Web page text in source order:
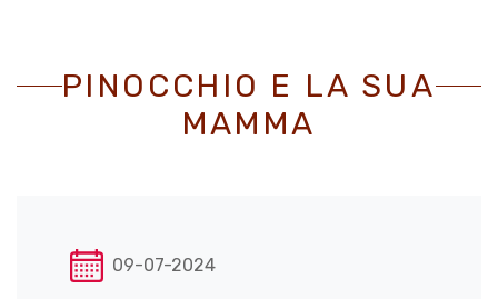
PINOCCHIO E LA SUA
MAMMA
09-07-2024